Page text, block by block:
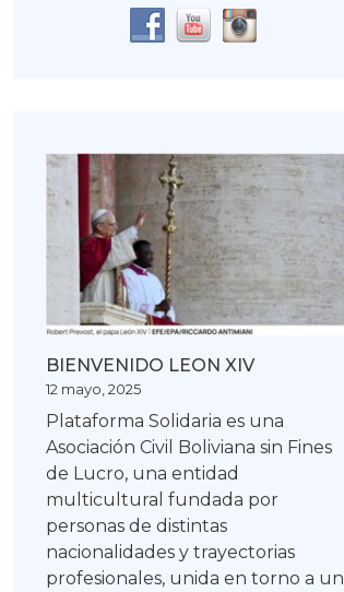
BIENVENIDO LEON XIV
12 mayo, 2025
Plataforma Solidaria es una
Asociación Civil Boliviana sin Fines
de Lucro, una entidad
multicultural fundada por
personas de distintas
nacionalidades y trayectorias
profesionales, unida en torno a un